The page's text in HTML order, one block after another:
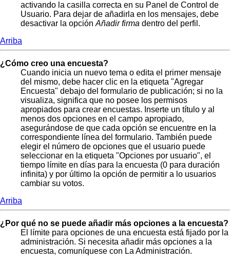
activando la casilla correcta en su Panel de Control de
Usuario. Para dejar de añadirla en los mensajes, debe
desactivar la opción Añadir firma dentro del perfil.
Arriba
¿Cómo creo una encuesta?
Cuando inicia un nuevo tema o edita el primer mensaje
del mismo, debe hacer clic en la etiqueta "Agregar
Encuesta" debajo del formulario de publicación; si no la
visualiza, significa que no posee los permisos
apropiados para crear encuestas. Inserte un título y al
menos dos opciones en el campo apropiado,
asegurándose de que cada opción se encuentre en la
correspondiente línea del formulario. También puede
elegir el número de opciones que el usuario puede
seleccionar en la etiqueta "Opciones por usuario", el
tiempo límite en días para la encuesta (0 para duración
infinita) y por último la opción de permitir a lo usuarios
cambiar su votos.
Arriba
¿Por qué no se puede añadir más opciones a la encuesta?
El límite para opciones de una encuesta está fijado por la
administración. Si necesita añadir más opciones a la
encuesta, comuníquese con La Administración.